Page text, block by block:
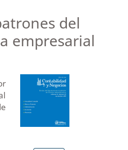
del
empresarial